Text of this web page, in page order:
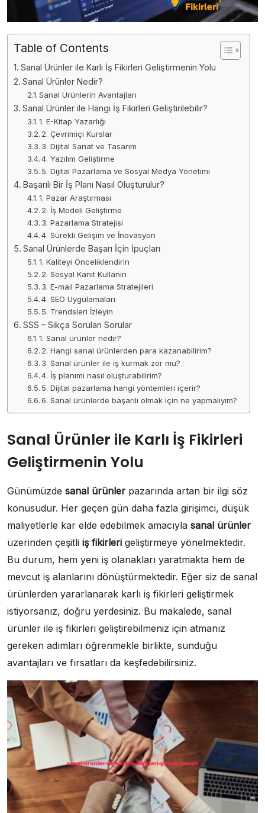
Table of Contents
Sanal Ürünler ile Karlı İş Fikirleri Geliştirmenin Yolu
Sanal Ürünler Nedir?
Sanal Ürünlerin Avantajları
Sanal Ürünler ile Hangi İş Fikirleri Geliştirilebilir?
1. E-Kitap Yazarlığı
2. Çevrimiçi Kurslar
3. Dijital Sanat ve Tasarım
4. Yazılım Geliştirme
5. Dijital Pazarlama ve Sosyal Medya Yönetimi
Başarılı Bir İş Planı Nasıl Oluşturulur?
1. Pazar Araştırması
2. İş Modeli Geliştirme
3. Pazarlama Stratejisi
4. Sürekli Gelişim ve İnovasyon
Sanal Ürünlerde Başarı İçin İpuçları
1. Kaliteyi Önceliklendirin
2. Sosyal Kanıt Kullanın
3. E-mail Pazarlama Stratejileri
4. SEO Uygulamaları
5. Trendsleri İzleyin
SSS – Sıkça Sorulan Sorular
1. Sanal ürünler nedir?
2. Hangi sanal ürünlerden para kazanabilirim?
3. Sanal ürünler ile iş kurmak zor mu?
4. İş planımı nasıl oluşturabilirim?
5. Dijital pazarlama hangi yöntemleri içerir?
6. Sanal ürünlerde başarılı olmak için ne yapmalıyım?
Sanal Ürünler ile Karlı İş Fikirleri
Geliştirmenin Yolu
Günümüzde sanal ürünler pazarında artan bir ilgi söz
konusudur. Her geçen gün daha fazla girişimci, düşük
maliyetlerle kar elde edebilmek amacıyla sanal ürünler
üzerinden çeşitli iş fikirleri geliştirmeye yönelmektedir.
Bu durum, hem yeni iş olanakları yaratmakta hem de
mevcut iş alanlarını dönüştürmektedir. Eğer siz de sanal
ürünlerden yararlanarak karlı iş fikirleri geliştirmek
istiyorsanız, doğru yerdesiniz. Bu makalede, sanal
ürünler ile iş fikirleri geliştirebilmeniz için atmanız
gereken adımları öğrenmekle birlikte, sunduğu
avantajları ve fırsatları da keşfedebilirsiniz.